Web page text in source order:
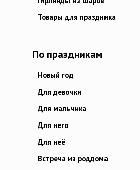
Товары для праздника
По праздникам
Новый год
Для девочки
Для мальчика
Для него
Для неё
Встреча из роддома